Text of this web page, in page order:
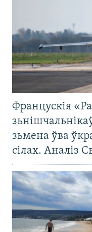
Францускія
зьмена ўва
сілах. Аналіз